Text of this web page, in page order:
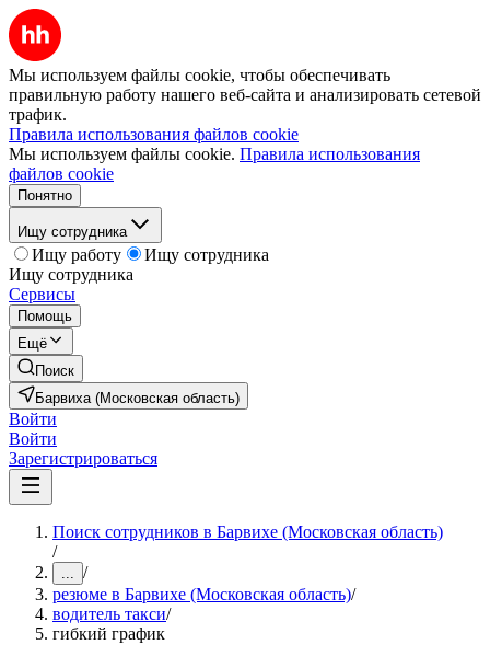
Мы используем файлы cookie, чтобы обеспечивать
правильную работу нашего веб-сайта и анализировать сетевой
трафик.
Правила использования файлов cookie
Мы используем файлы cookie. Правила использования
файлов cookie
Понятно
Ищу сотрудника
Ищу работу
Ищу сотрудника
Ищу сотрудника
Сервисы
Помощь
Ещё
Поиск
Барвиха (Московская область)
Войти
Войти
Зарегистрироваться
Поиск сотрудников в Барвихе (Московская область)
/
... /
резюме в Барвихе (Московская область)/
водитель такси/
гибкий график